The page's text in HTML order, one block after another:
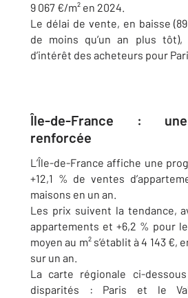
9 067 €/m² en 2024.
Le délai de vente, en baisse
de moins qu’un an plus
d’intérêt des acheteurs pour
Île-de-France :
renforcée
L’Île-de-France affiche une
+12,1 % de ventes
maisons en un an.
Les prix suivent la tendance,
appartements et +6,2 % pour
moyen au m² s’établit à 4 143 €,
sur un an.
La carte régionale ci-
disparités : Paris et le